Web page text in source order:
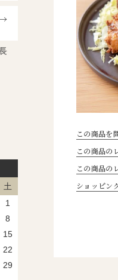
この商品を
この商品の
この商品の
ショッピン
土
1
8
15
22
29